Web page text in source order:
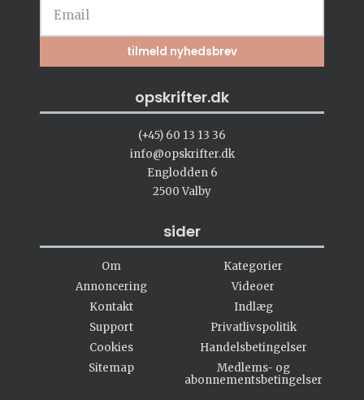
opskrifter.dk
(+45) 60 13 13 36
info@opskrifter.dk
Englodden 6
2500 Valby
sider
Om
Annoncering
Kontakt
Support
Cookies
Sitemap
Kategorier
Videoer
Indlæg
Privatlivspolitik
Handelsbetingelser
Medlems- og
abonnementsbetingelser